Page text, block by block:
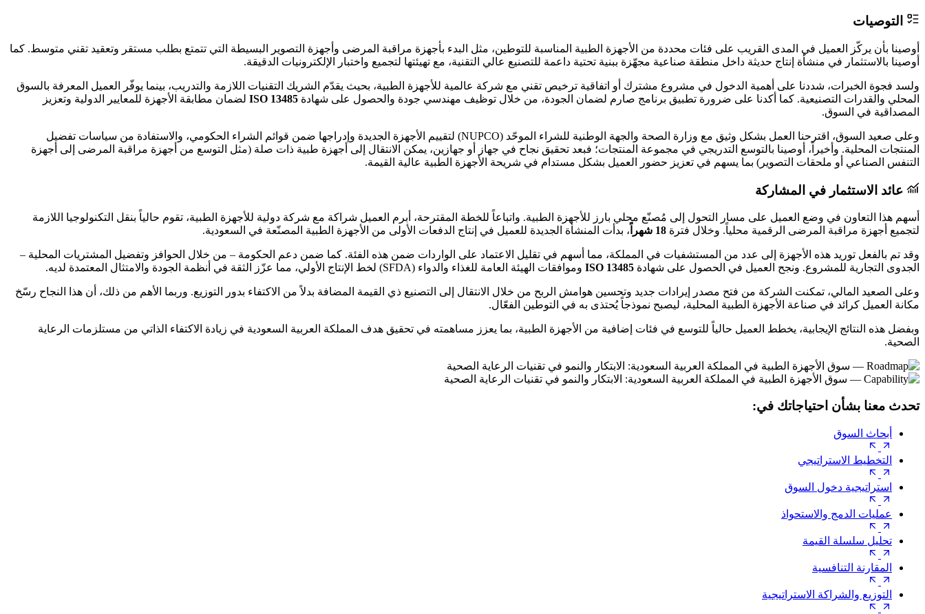
التوصيات
أوصينا بأن يركّز العميل في المدى القريب على فئات محددة من الأجهزة الطبية المناسبة للتوطين، مثل البدء بأجهزة مراقبة المرضى وأجهزة التصوير البسيطة التي تتمتع بطلب مستقر وتعقيد تقني متوسط. كما
أوصينا بالاستثمار في منشأة إنتاج حديثة داخل منطقة صناعية مجهّزة ببنية تحتية داعمة للتصنيع عالي التقنية، مع تهيئتها لتجميع واختبار الإلكترونيات الدقيقة.
ولسد فجوة الخبرات، شددنا على أهمية الدخول في مشروع مشترك أو اتفاقية ترخيص تقني مع شركة عالمية للأجهزة الطبية، بحيث يقدّم الشريك التقنيات اللازمة والتدريب، بينما يوفّر العميل المعرفة بالسوق
المحلي والقدرات التصنيعية. كما أكدنا على ضرورة تطبيق برنامج صارم لضمان الجودة، من خلال توظيف مهندسي جودة والحصول على شهادة ISO 13485 لضمان مطابقة الأجهزة للمعايير الدولية وتعزيز
المصداقية في السوق.
وعلى صعيد السوق، اقترحنا العمل بشكل وثيق مع وزارة الصحة والجهة الوطنية للشراء الموحّد (NUPCO) لتقييم الأجهزة الجديدة وإدراجها ضمن قوائم الشراء الحكومي، والاستفادة من سياسات تفضيل
المنتجات المحلية. وأخيراً، أوصينا بالتوسع التدريجي في مجموعة المنتجات؛ فبعد تحقيق نجاح في جهاز أو جهازين، يمكن الانتقال إلى أجهزة طبية ذات صلة (مثل التوسع من أجهزة مراقبة المرضى إلى أجهزة
التنفس الصناعي أو ملحقات التصوير) بما يسهم في تعزيز حضور العميل بشكل مستدام في شريحة الأجهزة الطبية عالية القيمة.
عائد الاستثمار في المشاركة
أسهم هذا التعاون في وضع العميل على مسار التحول إلى مُصنّع محلي بارز للأجهزة الطبية. واتباعاً للخطة المقترحة، أبرم العميل شراكة مع شركة دولية للأجهزة الطبية، تقوم حالياً بنقل التكنولوجيا اللازمة
لتجميع أجهزة مراقبة المرضى الرقمية محلياً. وخلال فترة 18 شهراً ، بدأت المنشأة الجديدة للعميل في إنتاج الدفعات الأولى من الأجهزة الطبية المصنّعة في السعودية.
وقد تم بالفعل توريد هذه الأجهزة إلى عدد من المستشفيات في المملكة، مما أسهم في تقليل الاعتماد على الواردات ضمن هذه الفئة. كما ضمن دعم الحكومة – من خلال الحوافز وتفضيل المشتريات المحلية –
الجدوى التجارية للمشروع. ونجح العميل في الحصول على شهادة ISO 13485 وموافقات الهيئة العامة للغذاء والدواء (SFDA) لخط الإنتاج الأولي، مما عزّز الثقة في أنظمة الجودة والامتثال المعتمدة لديه.
وعلى الصعيد المالي، تمكنت الشركة من فتح مصدر إيرادات جديد وتحسين هوامش الربح من خلال الانتقال إلى التصنيع ذي القيمة المضافة بدلاً من الاكتفاء بدور التوزيع. وربما الأهم من ذلك، أن هذا النجاح رسّخ
مكانة العميل كرائد في صناعة الأجهزة الطبية المحلية، ليصبح نموذجاً يُحتذى به في التوطين الفعّال.
وبفضل هذه النتائج الإيجابية، يخطط العميل حالياً للتوسع في فئات إضافية من الأجهزة الطبية، بما يعزز مساهمته في تحقيق هدف المملكة العربية السعودية في زيادة الاكتفاء الذاتي من مستلزمات الرعاية
الصحية.
تحدث معنا بشأن احتياجاتك في:
أبحاث السوق
التخطيط الاستراتيجي
استراتيجية دخول السوق
عمليات الدمج والاستحواذ
تحليل سلسلة القيمة
المقارنة التنافسية
التوزيع والشراكة الاستراتيجية